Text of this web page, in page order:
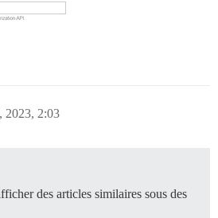
2023, 2:03
des articles similaires sous des